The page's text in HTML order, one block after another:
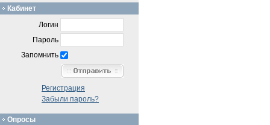
Кабинет
Логин
Пароль
Запомнить
Регистрация
Забыли пароль?
Опросы